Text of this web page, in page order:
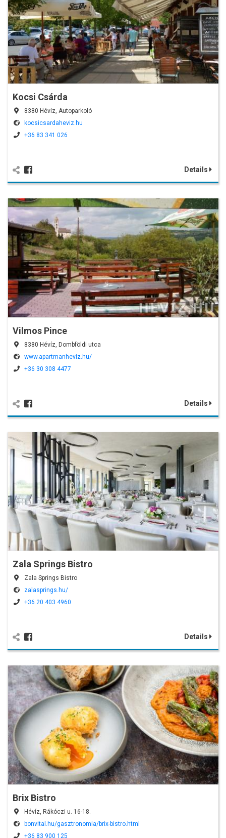
Kocsi Csárda
8380 Hévíz, Autoparkoló
kocsicsardaheviz.hu
+36 83 341 026
Details
Vilmos Pince
8380 Hévíz, Dombföldi utca
www.apartmanheviz.hu/
+36 30 308 4477
Details
Zala Springs Bistro
Zala Springs Bistro
zalasprings.hu/
+36 20 403 4960
Details
Brix Bistro
Hévíz, Rákóczi u. 16-18.
bonvital.hu/gasztronomia/brix-bistro.html
+36 83 900 125